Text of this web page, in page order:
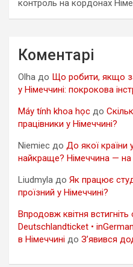
контроль на кордонах
Коментарі
Olha до Що робити, якщо
у Німеччині: покрокова
Máy tính khoa học до
працівники у Німеччині?
Niemiec до До якої країни
найкраще? Німеччина — на
Liudmyla до Як працює
проїзний у Німеччині?
Впродовж квітня
Deutschlandticket •
в Німеччині до З’явився